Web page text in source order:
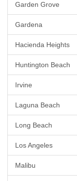
Garden Grove
Gardena
Hacienda Heights
Huntington Beach
Irvine
Laguna Beach
Long Beach
Los Angeles
Malibu